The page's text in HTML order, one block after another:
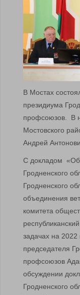
В Мостах
президиума
профсоюзов. В
Мостовского
Андрей
С докладом «Об
Гродненского
Гродненского
объединения
комитета
задачах на 2022
председателя
профсоюзов
обсуждении
Гродненского